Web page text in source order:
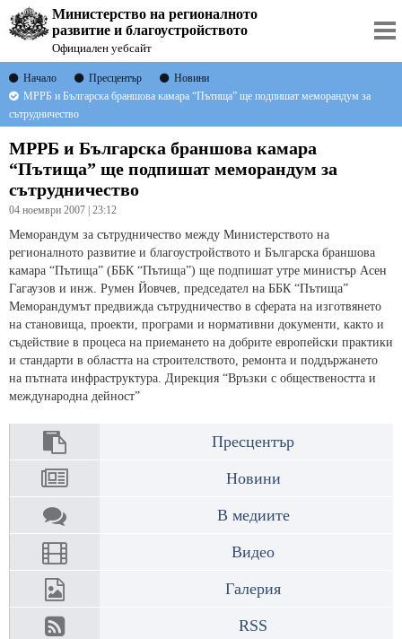
Министерство на регионалното
развитие и благоустройството
Официален уебсайт
Начало Пресцентър
Новини
МРРБ и Българска браншова камара “Пътища” ще подпишат меморандум за
сътрудничество
МРРБ и Българска браншова камара
“Пътища” ще подпишат меморандум за
сътрудничество
04 ноември 2007 | 23:12
Меморандум за сътрудничество между Министерството на
регионалното развитие и благоустройството и Българска браншова
камара “Пътища” (ББК “Пътища”) ще подпишат утре министър Асен
Гагаузов и инж. Румен Йовчев, председател на ББК “Пътища”
Меморандумът предвижда сътрудничество в сферата на изготвянето
на становища, проекти, програми и нормативни документи, както и
съдействие в процеса на приемането на добрите европейски практики
и стандарти в областта на строителството, ремонта и поддържането
на пътната инфраструктура. Дирекция “Връзки с обществеността и
международна дейност”
Пресцентър
Новини
В медиите
Видео
Галерия
RSS